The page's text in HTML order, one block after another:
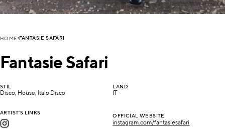
HOME FANTASIE SAFARI
Fantasie Safari
STIL
Disco, House, Italo Disco
LAND
ARTIST'S LINKS
OFFICIAL WEBSITE
instagram.com/fantasiesafari